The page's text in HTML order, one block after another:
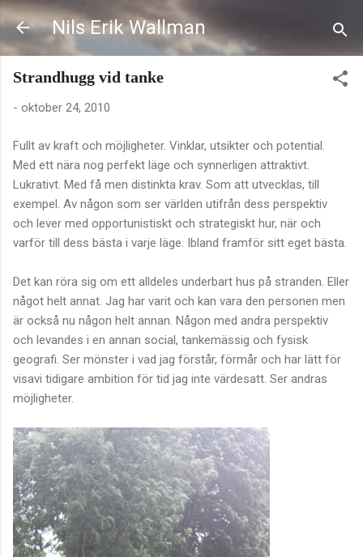
Fortsätt till huvudinnehåll
Nils Erik Wallman
Strandhugg vid tanke
- oktober 24, 2010
Fullt av kraft och möjligheter. Vinklar, utsikter och potential.
Med ett nära nog perfekt läge och synnerligen attraktivt.
Lukrativt. Med få men distinkta krav. Som att utvecklas, till
exempel. Av någon som ser världen utifrån dess perspektiv
och lever med opportunistiskt och strategiskt hur, när och
varför till dess bästa i varje läge. Ibland framför sitt eget bästa.
Det kan röra sig om ett alldeles underbart hus på stranden. Eller
något helt annat. Jag har varit och kan vara den personen men
är också nu någon helt annan. Någon med andra perspektiv
och levandes i en annan social, tankemässig och fysisk
geografi. Ser mönster i vad jag förstår, förmår och har lätt för
visavi tidigare ambition för tid jag inte värdesatt. Ser andras
möjligheter.